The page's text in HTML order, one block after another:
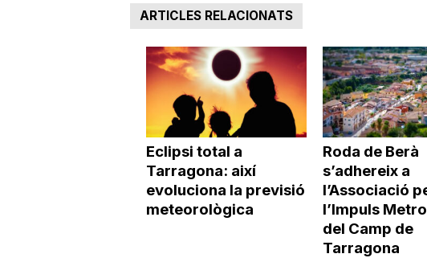
ARTICLES RELACIONATS
Eclipsi total a
Tarragona: així
evoluciona la previsió
meteorològica
Roda de Berà
s’adhereix a
l’Associació
l’Impuls
del Camp de
Tarragona